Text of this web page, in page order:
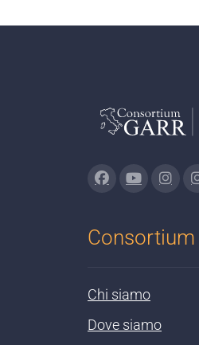
Consortium
Chi siamo
Dove siamo